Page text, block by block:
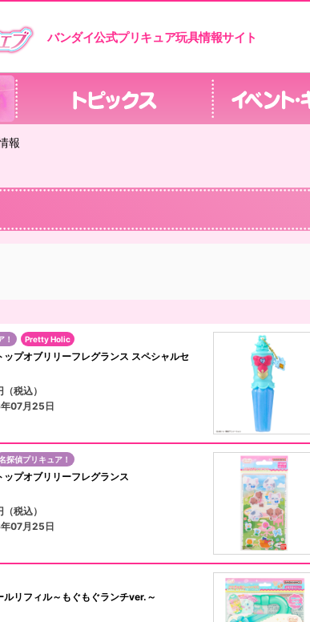
バンダイ公式プリキュア玩具情報サイト
報
！ Pretty Holic
プオブリリーフレグランス スペシャルセ
税込）
07月25日
探偵プリキュア！
プオブリリーフレグランス
税込）
07月25日
ルリフィル～もぐもぐランチver.～